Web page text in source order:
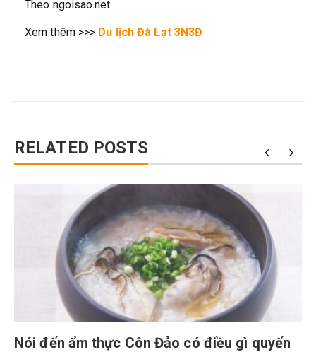
Theo ngoisao.net
Xem thêm >>> Du lịch Đà Lạt 3N3Đ
RELATED POSTS
Nói đến ẩm thực Côn Đảo có điều gì quyến